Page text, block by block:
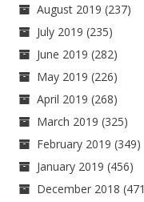
August 2019 (237)
July 2019 (235)
June 2019 (282)
May 2019 (226)
April 2019 (268)
March 2019 (325)
February 2019 (349)
January 2019 (456)
December 2018